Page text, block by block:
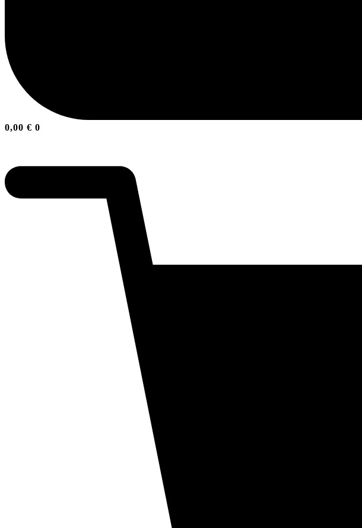
0,00 € 0